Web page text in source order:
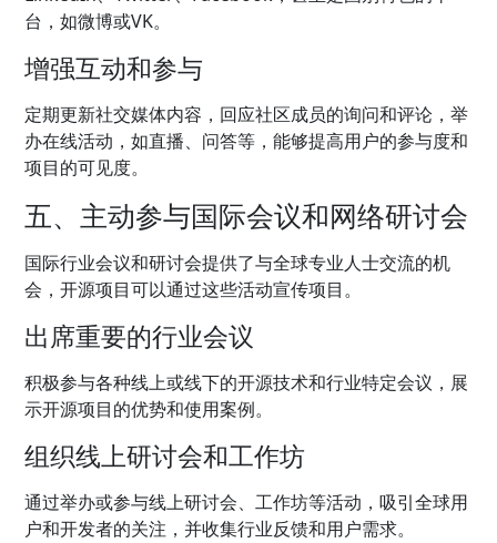
台，如微博或VK。
增强互动和参与
定期更新社交媒体内容，回应社区成员的询问和评论，举
办在线活动，如直播、问答等，能够提高用户的参与度和
项目的可见度。
五、主动参与国际会议和网络研讨会
国际行业会议和研讨会提供了与全球专业人士交流的机
会，开源项目可以通过这些活动宣传项目。
出席重要的行业会议
积极参与各种线上或线下的开源技术和行业特定会议，展
示开源项目的优势和使用案例。
组织线上研讨会和工作坊
通过举办或参与线上研讨会、工作坊等活动，吸引全球用
户和开发者的关注，并收集行业反馈和用户需求。